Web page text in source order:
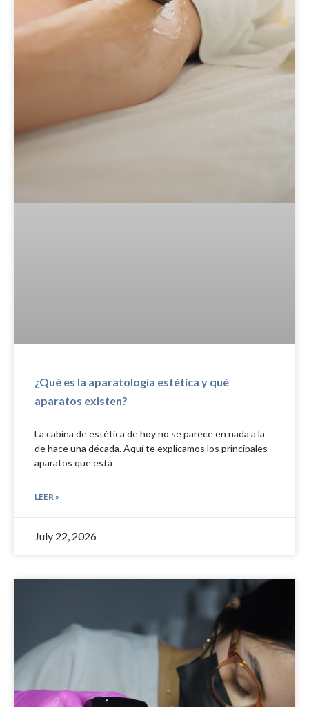
¿Qué es la aparatología estética y qué
aparatos existen?
La cabina de estética de hoy no se parece en nada a la
de hace una década. Aquí te explicamos los principales
aparatos que está
LEER »
July 22, 2026